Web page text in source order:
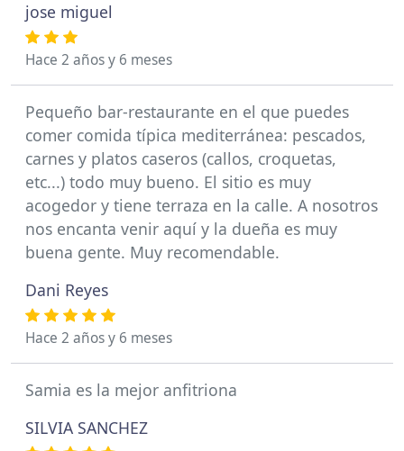
jose miguel
Hace 2 años y 6 meses
Pequeño bar-restaurante en el que puedes
comer comida típica mediterránea: pescados,
carnes y platos caseros (callos, croquetas,
etc...) todo muy bueno. El sitio es muy
acogedor y tiene terraza en la calle. A nosotros
nos encanta venir aquí y la dueña es muy
buena gente. Muy recomendable.
Dani Reyes
Hace 2 años y 6 meses
Samia es la mejor anfitriona
SILVIA SANCHEZ